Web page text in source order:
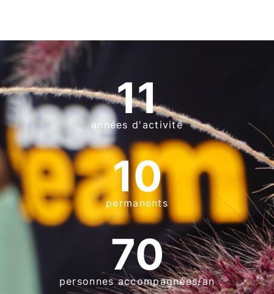
années d'activité
11
permanents
10
personnes accompagnées/an
70